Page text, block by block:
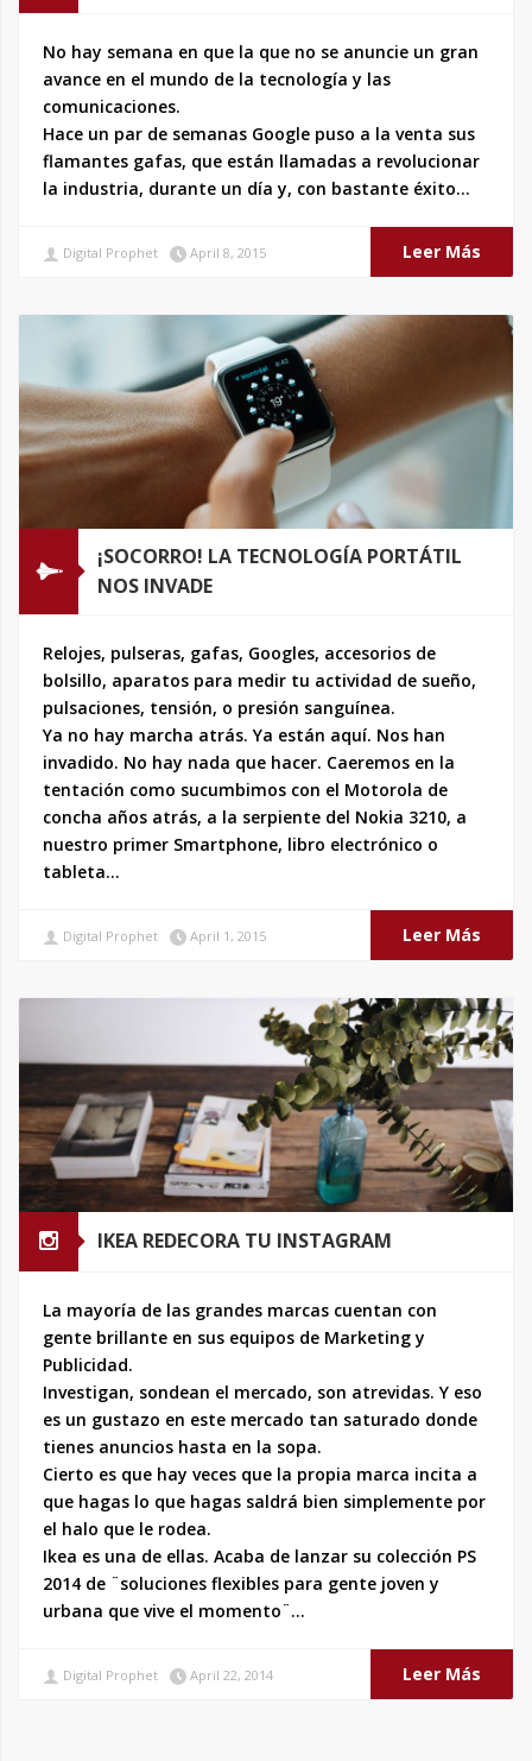
No hay semana en que la que no se anuncie un gran
avance en el mundo de la tecnología y las
comunicaciones.
Hace un par de semanas Google puso a la venta sus
flamantes gafas, que están llamadas a revolucionar
la industria, durante un día y, con bastante éxito…
Digital Prophet April 8, 2015 Leer Más
¡SOCORRO! LA TECNOLOGÍA PORTÁTIL
NOS INVADE
Relojes, pulseras, gafas, Googles, accesorios de
bolsillo, aparatos para medir tu actividad de sueño,
pulsaciones, tensión, o presión sanguínea.
Ya no hay marcha atrás. Ya están aquí. Nos han
invadido. No hay nada que hacer. Caeremos en la
tentación como sucumbimos con el Motorola de
concha años atrás, a la serpiente del Nokia 3210, a
nuestro primer Smartphone, libro electrónico o
tableta…
Digital Prophet April 1, 2015 Leer Más
IKEA REDECORA TU INSTAGRAM
La mayoría de las grandes marcas cuentan con
gente brillante en sus equipos de Marketing y
Publicidad.
Investigan, sondean el mercado, son atrevidas. Y eso
es un gustazo en este mercado tan saturado donde
tienes anuncios hasta en la sopa.
Cierto es que hay veces que la propia marca incita a
que hagas lo que hagas saldrá bien simplemente por
el halo que le rodea.
Ikea es una de ellas. Acaba de lanzar su colección PS
2014 de ¨soluciones flexibles para gente joven y
urbana que vive el momento¨…
Digital Prophet April 22, 2014 Leer Más